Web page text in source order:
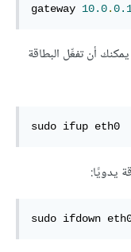
gateway 10.0.
أن تفعِّل البطاقة
sudo ifup eth0
يدويًا:
sudo ifdown